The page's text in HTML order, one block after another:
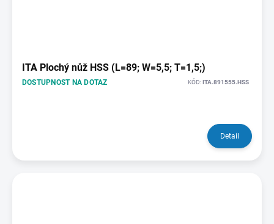
ITA Plochý nůž HSS (L=89; W=5,5; T=1,5;)
DOSTUPNOST NA DOTAZ KÓD:ITA.891555.HSS
Detail